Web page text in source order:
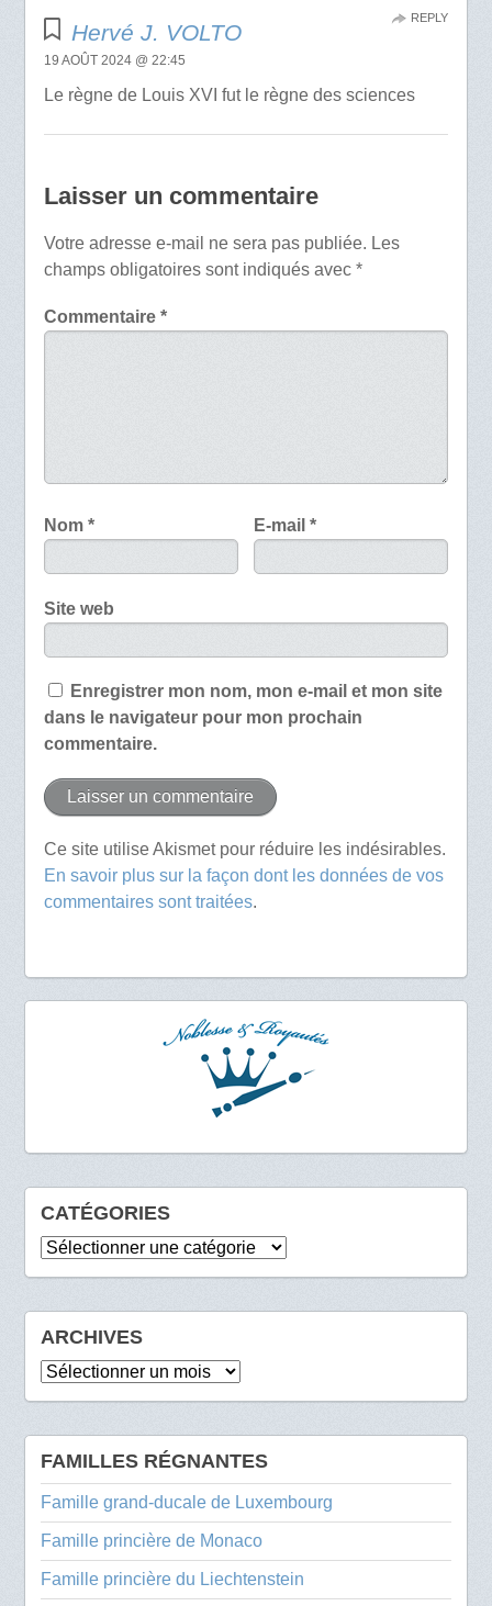
Hervé J. VOLTO
19 AOÛT 2024 @ 22:45
Le règne de Louis XVI fut le règne des sciences
REPLY
Laisser un commentaire
Votre adresse e-mail ne sera pas publiée. Les
champs obligatoires sont indiqués avec *
Commentaire *
Nom * E-mail*
Site web
Enregistrer mon nom, mon e-mail et mon site
dans le navigateur pour mon prochain
commentaire.
Ce site utilise Akismet pour réduire les indésirables.
En savoir plus sur la façon dont les données de vos
commentaires sont traitées.
CATÉGORIES
Catégories
ARCHIVES
Archives
FAMILLES RÉGNANTES
Famille grand-ducale de Luxembourg
Famille princière de Monaco
Famille princière du Liechtenstein